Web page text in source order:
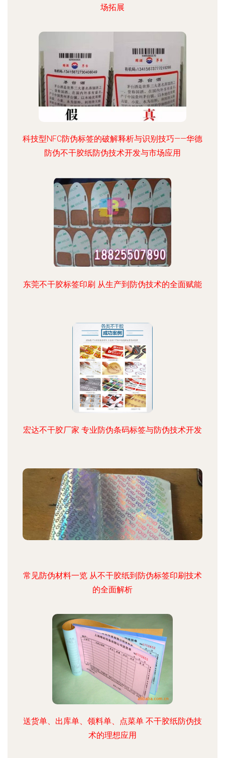
场拓展
科技型NFC防伪标签的破解释析与识别技巧——华德
防伪不干胶纸防伪技术开发与市场应用
东莞不干胶标签印刷 从生产到防伪技术的全面赋能
宏达不干胶厂家 专业防伪条码标签与防伪技术开发
常见防伪材料一览 从不干胶纸到防伪标签印刷技术
的全面解析
送货单、出库单、领料单、点菜单 不干胶纸防伪技
术的理想应用